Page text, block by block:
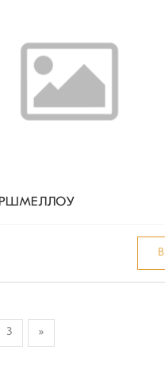
3 »